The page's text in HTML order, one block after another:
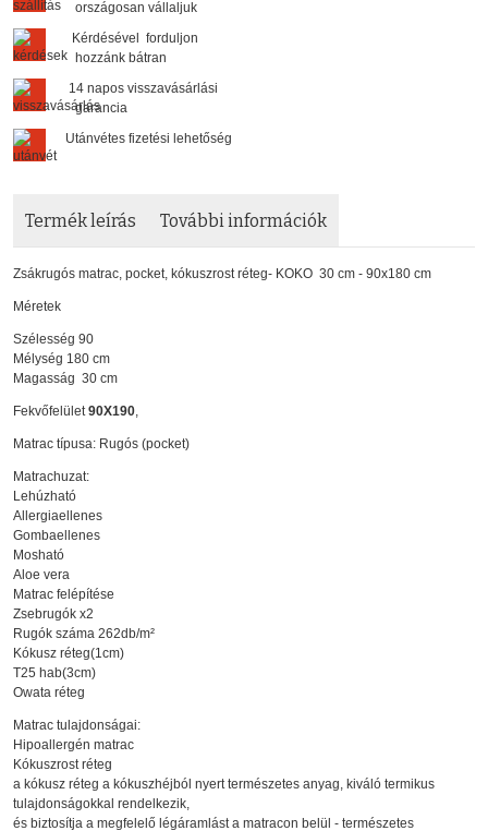
országosan vállaljuk
Kérdésével forduljon
hozzánk bátran
14 napos visszavásárlási
garancia
Utánvétes fizetési lehetőség
Termék leírás További információk
Zsákrugós matrac, pocket, kókuszrost réteg- KOKO 30 cm - 90x180 cm
Méretek
Szélesség 90
Mélység 180 cm
Magasság 30 cm
Fekvőfelület 90X190,
Matrac típusa: Rugós (pocket)
Matrachuzat:
Lehúzható
Allergiaellenes
Gombaellenes
Mosható
Aloe vera
Matrac felépítése
Zsebrugók x2
Rugók száma 262db/m²
Kókusz réteg(1cm)
T25 hab(3cm)
Owata réteg
Matrac tulajdonságai:
Hipoallergén matrac
Kókuszrost réteg
a kókusz réteg a kókuszhéjból nyert természetes anyag, kiváló termikus
tulajdonságokkal rendelkezik,
és biztosítja a megfelelő légáramlást a matracon belül - természetes